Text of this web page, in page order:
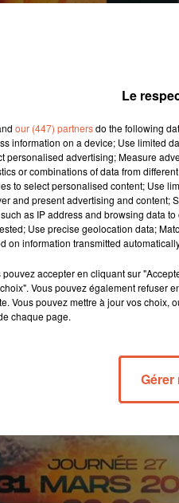
Le
our (447) partnersdo the following
information on a device; Use limited
personalised advertising; Measure
or combinations of data from
to select personalised content; Use
and present advertising and content;
as IP address and browsing data
Use precise geolocation data;
on information transmitted
pouvez accepter en cliquant sur
Vous pouvez également refuser
Vous pouvez mettre à jour vos choix,
chaque page.
Gérer